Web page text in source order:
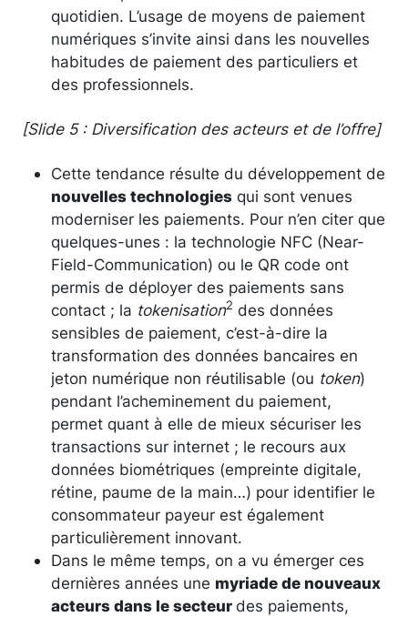
quotidien. L’usage de moyens de paiement
numériques s’invite ainsi dans les nouvelles
habitudes de paiement des particuliers et
des professionnels.
[Slide 5 : Diversification des acteurs et de l’offre]
Cette tendance résulte du développement de
nouvelles technologies qui sont venues
moderniser les paiements. Pour n’en citer que
quelques-unes : la technologie NFC (Near-
Field-Communication) ou le QR code ont
permis de déployer des paiements sans
contact ; la tokenisation2 des données
sensibles de paiement, c’est-à-dire la
transformation des données bancaires en
jeton numérique non réutilisable (ou token)
pendant l’acheminement du paiement,
permet quant à elle de mieux sécuriser les
transactions sur internet ; le recours aux
données biométriques (empreinte digitale,
rétine, paume de la main…) pour identifier le
consommateur payeur est également
particulièrement innovant.
Dans le même temps, on a vu émerger ces
dernières années une myriade de nouveaux
acteurs dans le secteur des paiements,